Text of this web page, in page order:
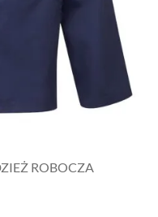
ROBOCZA